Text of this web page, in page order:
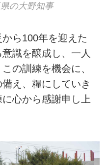
の大野知事
ら100年を迎えた
識を醸成し、一人
の訓練を機会に、
え、糧にしていき
心から感謝申し上